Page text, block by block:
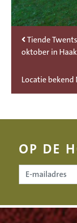
Bericht
Tiende
oktober in
Locatie
OP DE